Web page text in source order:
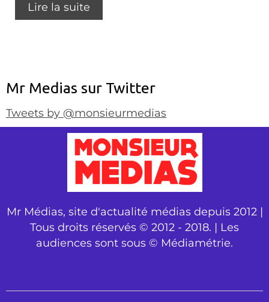
Lire la suite
Mr Medias sur Twitter
Tweets by @monsieurmedias
Mr Médias, site d'actualité médias depuis 2012 |
Tous droits réservés © 2012 - 2018. | Les
audiences sont sous © Médiamétrie.